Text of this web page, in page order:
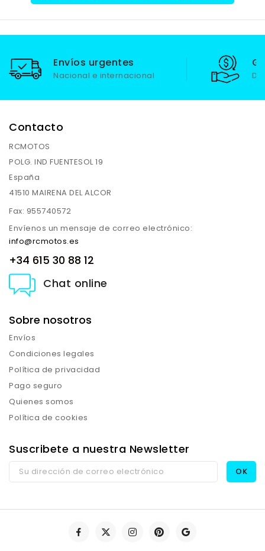
Envíos urgentes
Nacional e internacional
Contacto
RCMOTOS
POLG. IND FUENTESOL 19
España
41510 MAIRENA DEL ALCOR
Fax: 955740572
Envíenos un mensaje de correo electrónico:
info@rcmotos.es
+34 615 30 88 12
Chat online
Sobre nosotros
Envíos
Condiciones legales
Política de privacidad
Pago seguro
Quienes somos
Política de cookies
Suscribete a nuestra Newsletter